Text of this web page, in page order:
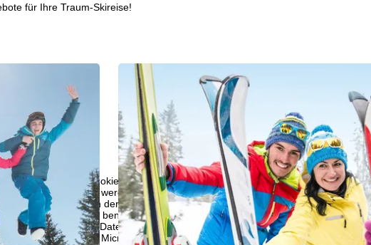
wir mit Hilfe von Cookies Nutzungsinformationen, die wir, die TravelTrex GmbH,
Ihrer Aktivitäten werden dabei Nutzungsprofile anhand von Endgeräte- und
dienen der statistischen Analyse, individuellen Produktempfehlung,
Dafür benötigen wir Ihre Zustimmung (jederzeit widerrufbar), die
personenbezogener Daten an Drittanbieter in Drittländern außerhalb des
wie Google oder Microsoft in den USA.
für Ihre Traum-Skireise!